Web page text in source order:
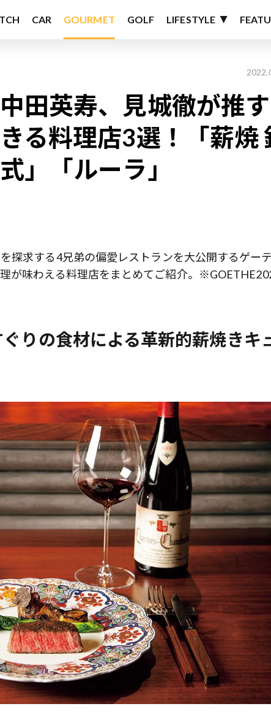
CAR GOURMET GOLF LIFESTYLE
田英寿、見城徹が推す
る料理店3選！「薪焼
」「ルーラ」
探求する4兄弟の偏愛レストランを大公開するゲー
が味わえる料理店をまとめてご紹介。
りの食材による革新的薪焼きキ